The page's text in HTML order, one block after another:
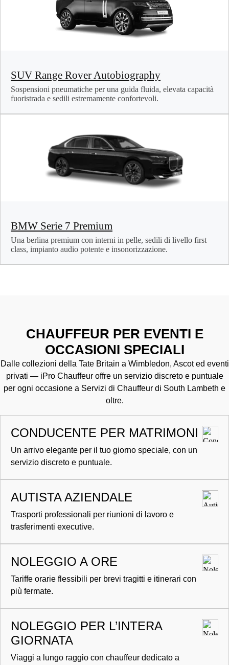
SUV Range Rover Autobiography
Sospensioni pneumatiche per una guida fluida, elevata capacità
fuoristrada e sedili estremamente confortevoli.
BMW Serie 7 Premium
Una berlina premium con interni in pelle, sedili di livello first
class, impianto audio potente e insonorizzazione.
CHAUFFEUR PER EVENTI E
OCCASIONI SPECIALI
Dalle collezioni della Tate Britain a Wimbledon, Ascot ed eventi
privati — iPro Chauffeur offre un servizio discreto e puntuale
per ogni occasione a Servizi di Chauffeur di South Lambeth e
oltre.
CONDUCENTE PER MATRIMONI
Un arrivo elegante per il tuo giorno speciale, con un
servizio discreto e puntuale.
AUTISTA AZIENDALE
Trasporti professionali per riunioni di lavoro e
trasferimenti executive.
NOLEGGIO A ORE
Tariffe orarie flessibili per brevi tragitti e itinerari con
più fermate.
NOLEGGIO PER L’INTERA
GIORNATA
Viaggi a lungo raggio con chauffeur dedicato a